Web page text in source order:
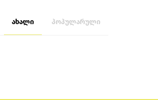
ახალი პოპულარული